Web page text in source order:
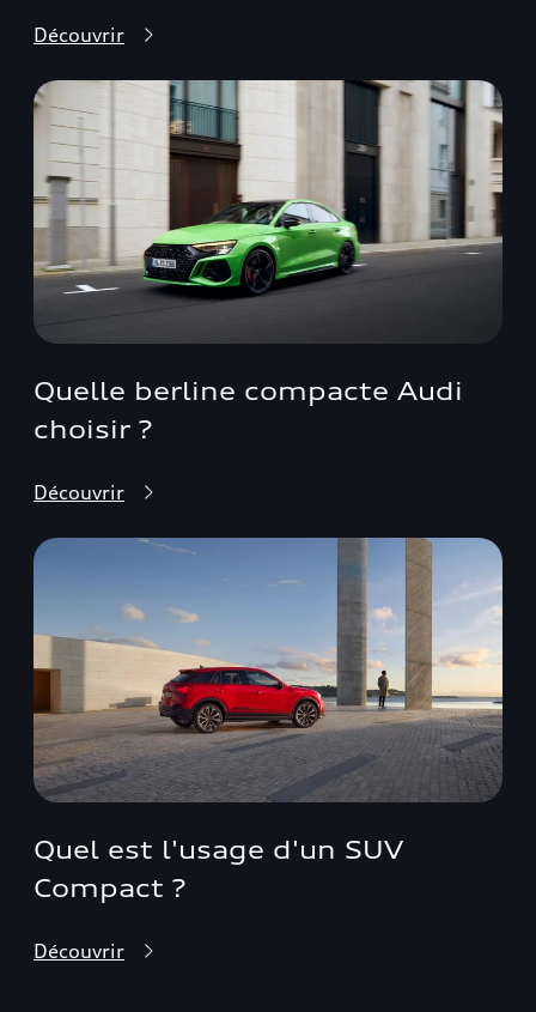
Découvrir
Quelle berline compacte Audi
choisir ?
Découvrir
Quel est l'usage d'un SUV
Compact ?
Découvrir